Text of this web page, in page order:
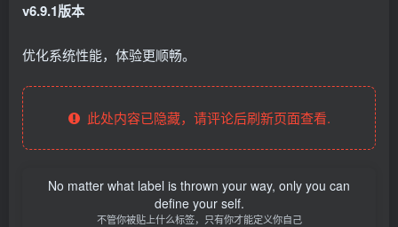
v6.9.1版本
优化系统性能，体验更顺畅。
此处内容已隐藏，请评论后刷新页面查看.
No matter what label is thrown your way, only you can
define your self.
不管你被贴上什么标签，只有你才能定义你自己